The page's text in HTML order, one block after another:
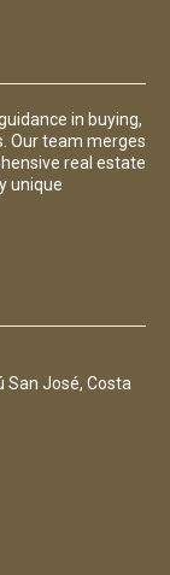
in buying,
Our team merges
real estate
unique
San José, Costa